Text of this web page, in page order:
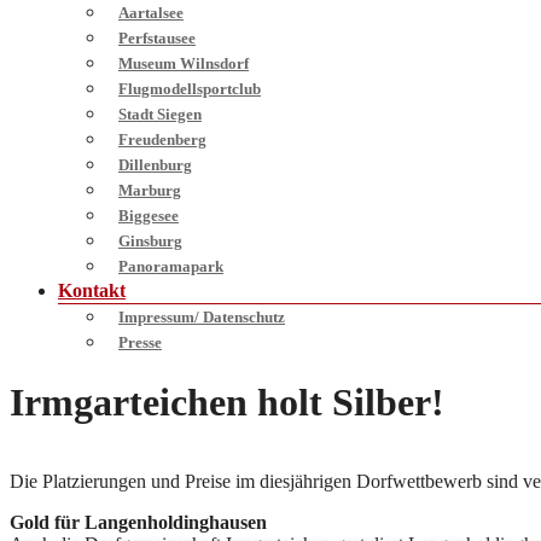
Aartalsee
Perfstausee
Museum Wilnsdorf
Flugmodellsportclub
Stadt Siegen
Freudenberg
Dillenburg
Marburg
Biggesee
Ginsburg
Panoramapark
Kontakt
Impressum/ Datenschutz
Presse
Irmgarteichen holt Silber!
Die Platzierungen und Preise im diesjährigen Dorfwettbewerb sind
Gold für Langenholdinghausen